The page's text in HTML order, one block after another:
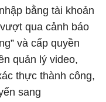
bằng tài khoản
qua cảnh báo
và cấp quyền
quản lý video,
thực thành công,
sang